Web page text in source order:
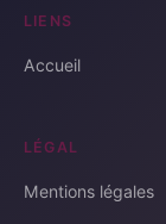
LIENS
Accueil
LÉGAL
Mentions légales